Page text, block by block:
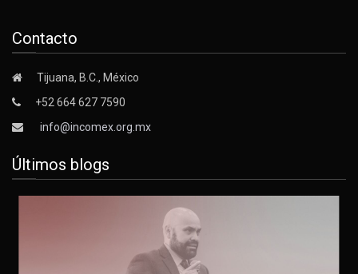
Contacto
Tijuana, B.C., México
+52 664 627 7590
info@incomex.org.mx
Últimos blogs